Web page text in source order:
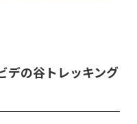
デの谷トレッキング